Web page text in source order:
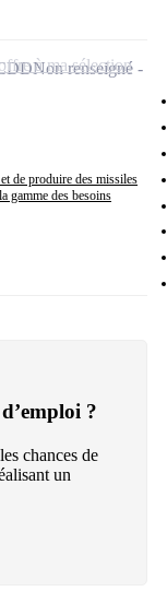
de produire des missiles
gamme des besoins
Non renseigné
à ma sélection
?
chances de
un